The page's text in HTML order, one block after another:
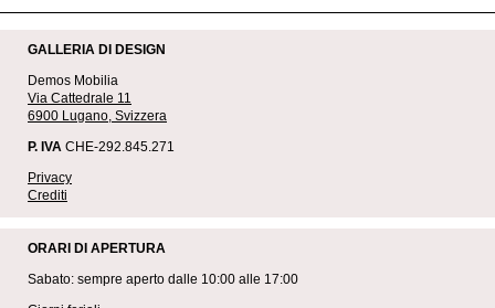
GALLERIA DI DESIGN
Demos Mobilia
Via Cattedrale 11
6900 Lugano, Svizzera
P. IVA CHE-292.845.271
Privacy
Crediti
ORARI DI APERTURA
Sabato: sempre aperto dalle 10:00 alle 17:00